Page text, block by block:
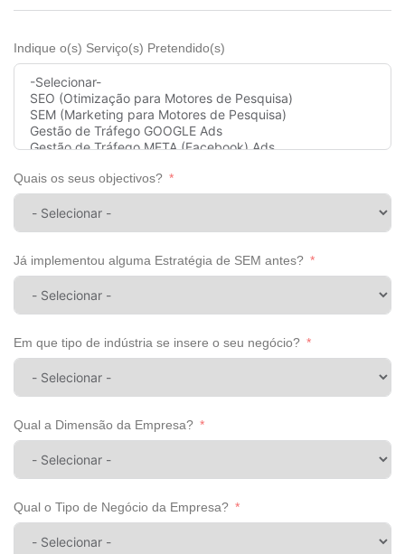
Indique o(s) Serviço(s) Pretendido(s)
Quais os seus objectivos?
Já implementou alguma Estratégia de SEM antes?
Em que tipo de indústria se insere o seu negócio?
Qual a Dimensão da Empresa?
Qual o Tipo de Negócio da Empresa?